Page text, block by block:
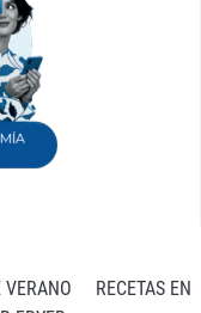
VERANO
RECETAS EN